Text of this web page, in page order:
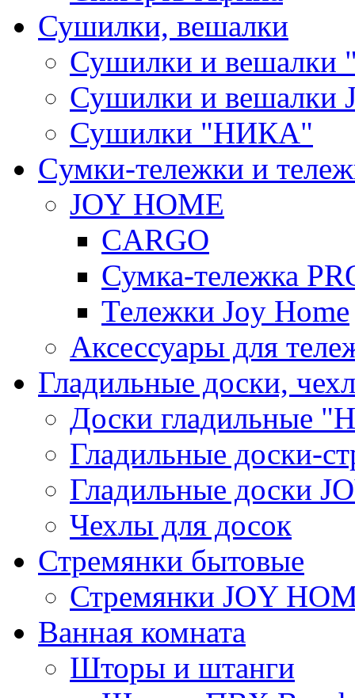
Сушилки, вешалки
Сушилки и вешалки
Сушилки и вешалки
Сушилки "НИКА"
Cумки-тележки и
JOY HOME
CARGO
Сумка-тележка
Тележки Joy Home
Аксессуары для
Гладильные доски,
Доски гладильные
Гладильные доски-
Гладильные доски
Чехлы для досок
Стремянки бытовые
Стремянки JOY
Ванная комната
Шторы и штанги